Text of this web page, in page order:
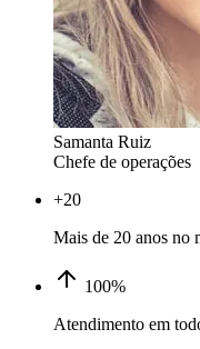
Samanta Ruiz
Chefe de operações
+20
Mais de 20 anos no
100%
Atendimento em